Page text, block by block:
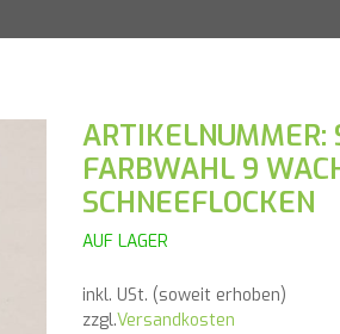
ARTIKELNUMMER:
FARBWAHL 9
SCHNEEFLOCKEN
AUF LAGER
inkl. USt. (soweit erhoben)
zzgl.Versandkosten